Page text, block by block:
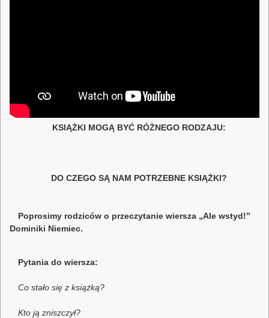
KSIĄŻKI MOGĄ BYĆ RÓŻNEGO RODZAJU:
DO CZEGO SĄ NAM POTRZEBNE KSIĄŻKI?
Poprosimy rodziców o przeczytanie wiersza „Ale wstyd!”
Dominiki Niemiec.
Pytania do wiersza:
Co stało się z książką?
Kto ją zniszczył?